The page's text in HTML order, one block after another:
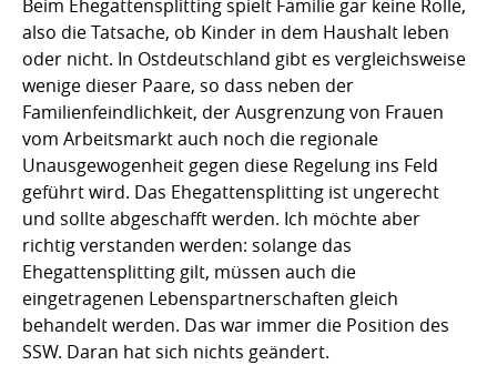
Beim Ehegattensplitting spielt Familie gar keine Rolle,
also die Tatsache, ob Kinder in dem Haushalt leben
oder nicht. In Ostdeutschland gibt es vergleichsweise
wenige dieser Paare, so dass neben der
Familienfeindlichkeit, der Ausgrenzung von Frauen
vom Arbeitsmarkt auch noch die regionale
Unausgewogenheit gegen diese Regelung ins Feld
geführt wird. Das Ehegattensplitting ist ungerecht
und sollte abgeschafft werden. Ich möchte aber
richtig verstanden werden: solange das
Ehegattensplitting gilt, müssen auch die
eingetragenen Lebenspartnerschaften gleich
behandelt werden. Das war immer die Position des
SSW. Daran hat sich nichts geändert.